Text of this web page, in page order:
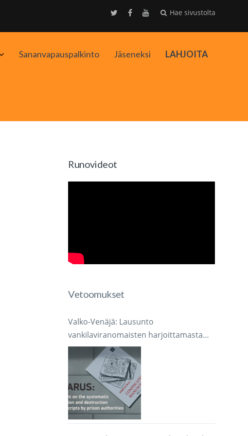
Hae sivustolta
AvaaSananvapauspalkinto Jäseneksi LAHJOITA
Runovideot
Vetoomukset
Valko-Venäjä: Lausunto
vankilaviranomaisten harjoittamasta
järjestelmällisestä käsikirjoitusten
takavarikoinnista ja tuhoamisesta